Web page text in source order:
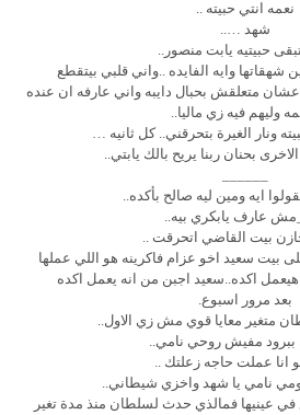
نعمه انتي حبيته ..
شهد …..
حبيتيه يابت منصور..
شهقاتها وايه الفايده ..واني قلبي بيتقطع
متعلقش بحبال دايبه واني عارفه ان عنده
وليهم فيه زي ماليا..
ونار الغيرة بتحرقني.. كل ثانيه …
بحنان ربنا يريح بالك يابتي..
ايه ومين ليه صالح بأكده..
عارف يابكري بيه..
بيت القاضي اتحرقت ..
بيت سعيد اخو عزام فاكرينه هو اللي عملها
اكده..سعيد اجبن من انه يعمل اكده
بعد مرور اسبوع.
متغير معايا قوي مش زي الاول..
مفيش روحي نامي..
انا عملت حاجه زعلتك ..
نامي يا شهد واخزي شيطاني..
عينيها فمالذي حدث لسلطان منذ مدة تغير